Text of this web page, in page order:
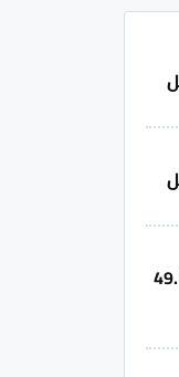
بلحظة.. 49.74